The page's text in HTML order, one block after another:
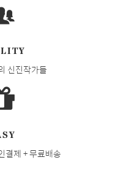
신진작가들
결제 + 무료배송